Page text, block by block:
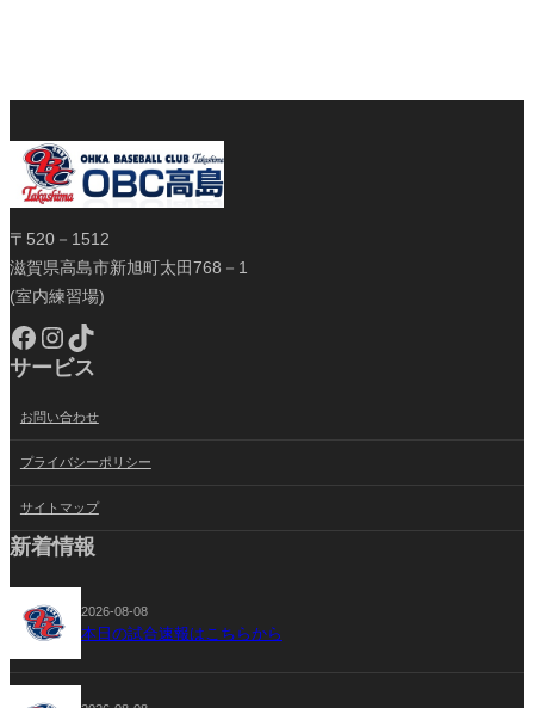
〒520－1512
滋賀県高島市新旭町太田768－1
(室内練習場)
Facebook Instagram TikTok
サービス
お問い合わせ
プライバシーポリシー
サイトマップ
新着情報
2026-08-08
本日の試合速報はこちらから